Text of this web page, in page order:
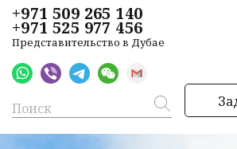
+971 509 265 140
+971 525 977 456
Представительство в Дубае